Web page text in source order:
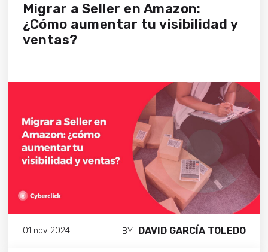
Migrar a Seller en Amazon:
¿Cómo aumentar tu visibilidad y
ventas?
01 nov 2024 BY DAVID GARCÍA TOLEDO